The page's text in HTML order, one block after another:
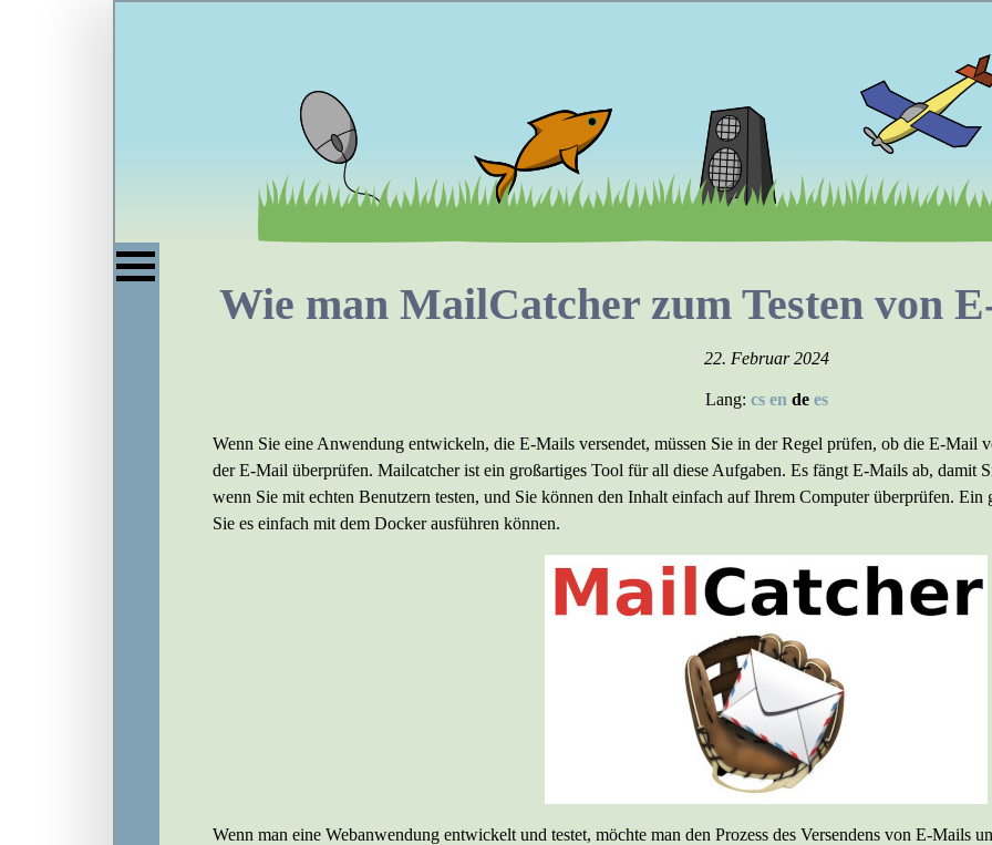
Wie man MailCatcher zum Testen von
22. Februar 2024
Lang: cs en de es
Wenn Sie eine Anwendung entwickeln, die E-Mails versendet, müssen Sie in der Regel prüfen, ob die E-Mail
der E-Mail überprüfen. Mailcatcher ist ein großartiges Tool für all diese Aufgaben. Es fängt E-Mails ab, damit
wenn Sie mit echten Benutzern testen, und Sie können den Inhalt einfach auf Ihrem Computer überprüfen. Ein
Sie es einfach mit dem Docker ausführen können.
Wenn man eine Webanwendung entwickelt und testet, möchte man den Prozess des Versendens von E-Mails